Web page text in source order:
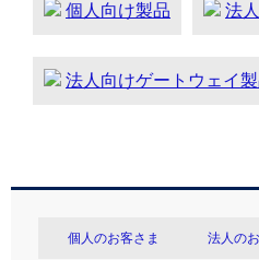
個人向け製品 法
法人向けゲートウェイ
個人のお客さま 法人の